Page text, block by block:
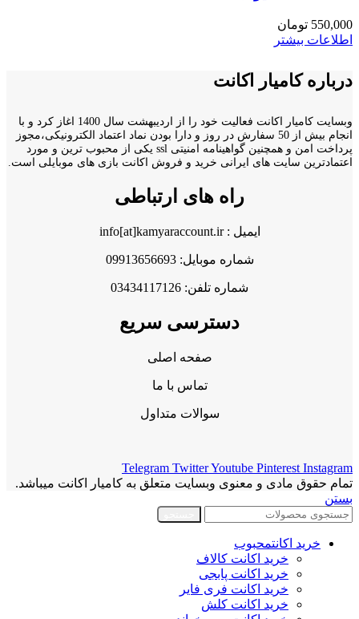
550,000 تومان
اطلاعات بیشتر
درباره کامیار اکانت
وبسایت کامیار اکانت فعالیت خود را از اردیبهشت سال 1400 اغاز کرد و با
انجام بیش از 50 سفارش در روز و دارا بودن نماد اعتماد الکترونیکی،مجوز
پرداخت امن و همچنین گواهینامه امنیتی ssl یکی از محبوب ترین و مورد
اعتمادترین سایت های ایرانی خرید و فروش اکانت بازی های موبایلی است.
راه های ارتباطی
ایمیل : info[at]kamyaraccount.ir
شماره موبایل: 09913656693
شماره تلفن: 03434117126
دسترسی سریع
صفحه اصلی
تماس با ما
سوالات متداول
Telegram TwitterYoutube Pinterest Instagram
تمام حقوق مادی و معنوی وبسایت متعلق به کامیار اکانت میباشد.
بستن
خرید اکانتمحبوب
خرید اکانت کالاف
خرید اکانت پابجی
خرید اکانت فری فایر
خرید اکانت کلش